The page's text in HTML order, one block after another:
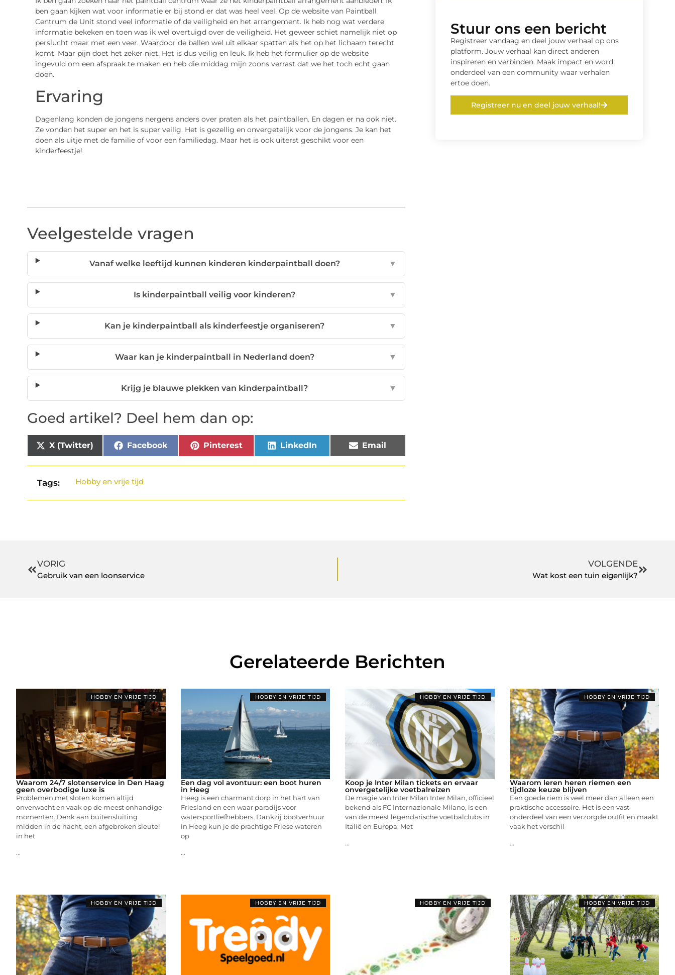
ben gaan kijken wat voor informatie er bij stond er dat was heel veel. Op de website van Paintball
Centrum de Unit stond veel informatie of de veiligheid en het arrangement. Ik heb nog wat verdere
informatie bekeken en toen was ik wel overtuigd over de veiligheid. Het geweer schiet namelijk niet op
perslucht maar met een veer. Waardoor de ballen wel uit elkaar spatten als het op het lichaam terecht
komt. Maar pijn doet het zeker niet. Het is dus veilig en leuk. Ik heb het formulier op de website
ingevuld om een afspraak te maken en heb die middag mijn zoons verrast dat we het toch echt gaan
doen.
Ervaring
Dagenlang konden de jongens nergens anders over praten als het paintballen. En dagen er na ook niet.
Ze vonden het super en het is super veilig. Het is gezellig en onvergetelijk voor de jongens. Je kan het
doen als uitje met de familie of voor een familiedag. Maar het is ook uiterst geschikt voor een
kinderfeestje!
Veelgestelde vragen
Vanaf welke leeftijd kunnen kinderen kinderpaintball doen? ▼
Is kinderpaintball veilig voor kinderen? ▼
Kan je kinderpaintball als kinderfeestje organiseren? ▼
Waar kan je kinderpaintball in Nederland doen? ▼
Krijg je blauwe plekken van kinderpaintball? ▼
Goed artikel? Deel hem dan op:
X (Twitter) Facebook Pinterest LinkedIn Email
Tags: Hobby en vrije tijd
Stuur ons een bericht
Registreer vandaag en deel jouw verhaal op ons
platform. Jouw verhaal kan direct anderen
inspireren en verbinden. Maak impact en word
onderdeel van een community waar verhalen
ertoe doen.
Registreer nu en deel jouw verhaal!
VORIG
Gebruik van een loonservice
VOLGENDE
Wat kost een tuin eigenlijk?
Gerelateerde Berichten
HOBBY EN VRIJE TIJD
Waarom 24/7 slotenservice in Den Haag
geen overbodige luxe is
Problemen met sloten komen altijd
onverwacht en vaak op de meest onhandige
momenten. Denk aan buitensluiting
midden in de nacht, een afgebroken sleutel
in het
...
HOBBY EN VRIJE TIJD
Een dag vol avontuur: een boot huren
in Heeg
Heeg is een charmant dorp in het hart van
Friesland en een waar paradijs voor
watersportliefhebbers. Dankzij bootverhuur
in Heeg kun je de prachtige Friese wateren
op
...
HOBBY EN VRIJE TIJD
Koop je Inter Milan tickets en ervaar
onvergetelijke voetbalreizen
De magie van Inter Milan Inter Milan, officieel
bekend als FC Internazionale Milano, is een
van de meest legendarische voetbalclubs in
Italië en Europa. Met
...
HOBBY EN VRIJE TIJD
Waarom leren heren riemen een
tijdloze keuze blijven
Een goede riem is veel meer dan alleen een
praktische accessoire. Het is een vast
onderdeel van een verzorgde outfit en maakt
vaak het verschil
...
HOBBY EN VRIJE TIJD HOBBY EN VRIJE TIJD HOBBY EN VRIJE TIJD HOBBY EN VRIJE TIJD